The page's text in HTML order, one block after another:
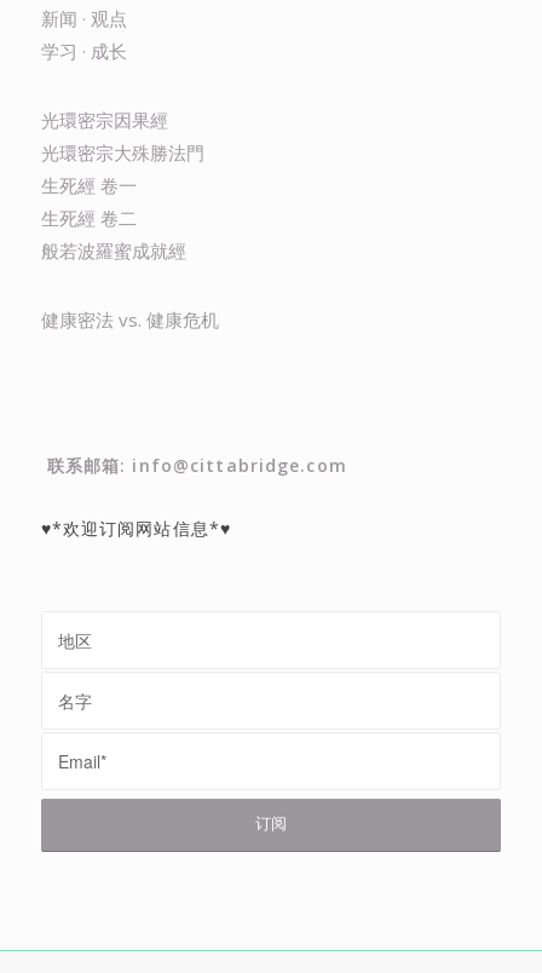
新闻 · 观点
学习 · 成长
光環密宗因果經
光環密宗大殊勝法門
生死經 卷一
生死經 卷二
般若波羅蜜成就經
健康密法 vs. 健康危机
联系邮箱: info@cittabridge.com
♥*欢迎订阅网站信息*♥